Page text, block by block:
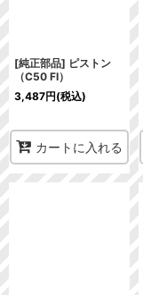
[純正部品] ピストン
（C50 FI）
3,487円(税込)
カートに入れる